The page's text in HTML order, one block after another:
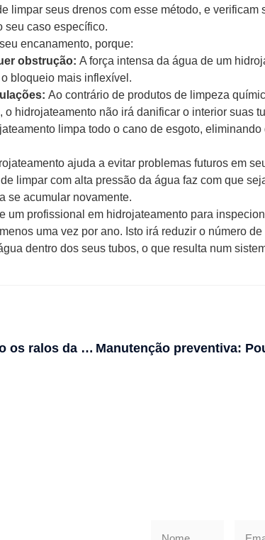
limpar seus drenos com esse método, e verificam
seu caso específico.
encanamento, porque:
obstrução: A força intensa da água de um
bloqueio mais inflexível.
Ao contrário de produtos de limpeza
o hidrojateamento não irá danificar o interior suas
limpa todo o cano de esgoto, eliminando
ajuda a evitar problemas futuros em
limpar com alta pressão da água faz com que
se acumular novamente.
um profissional em hidrojateamento para
uma vez por ano. Isto irá reduzir o número
dentro dos seus tubos, o que resulta num
O que está entupindo os ralos da minha casa?